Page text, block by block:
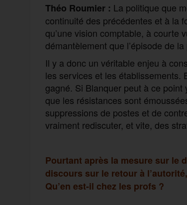
Théo Roumier : La politique que
continuité des précédentes et à la
qu’une vision comptable, à courte
démantèlement que l’épisode de
Il y a donc un véritable enjeu à
les services et les établissements.
gagné. Si Blanquer peut à ce
que les résistances sont
suppressions de postes et de
vraiment rediscuter, et vite, des
Pourtant après la mesure sur le
discours sur le retour à
Qu’en est-il chez les profs ?